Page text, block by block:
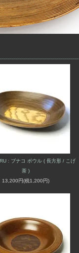
: ブナコ ボウル ( 長方形 / こげ
茶 )
13,200円(税1,200円)